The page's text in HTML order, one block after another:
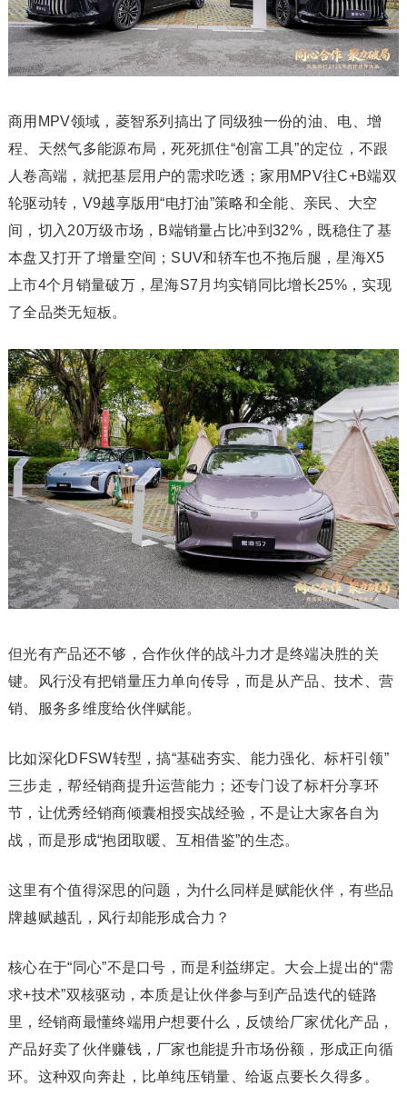
商用MPV领域，菱智系列搞出了同级独一份的油、电、增
程、天然气多能源布局，死死抓住“创富工具”的定位，不跟
人卷高端，就把基层用户的需求吃透；家用MPV往C+B端双
轮驱动转，V9越享版用“电打油”策略和全能、亲民、大空
间，切入20万级市场，B端销量占比冲到32%，既稳住了基
本盘又打开了增量空间；SUV和轿车也不拖后腿，星海X5
上市4个月销量破万，星海S7月均实销同比增长25%，实现
了全品类无短板。
但光有产品还不够，合作伙伴的战斗力才是终端决胜的关
键。风行没有把销量压力单向传导，而是从产品、技术、营
销、服务多维度给伙伴赋能。
比如深化DFSW转型，搞“基础夯实、能力强化、标杆引领”
三步走，帮经销商提升运营能力；还专门设了标杆分享环
节，让优秀经销商倾囊相授实战经验，不是让大家各自为
战，而是形成“抱团取暖、互相借鉴”的生态。
这里有个值得深思的问题，为什么同样是赋能伙伴，有些品
牌越赋越乱，风行却能形成合力？
核心在于“同心”不是口号，而是利益绑定。大会上提出的“需
求+技术”双核驱动，本质是让伙伴参与到产品迭代的链路
里，经销商最懂终端用户想要什么，反馈给厂家优化产品，
产品好卖了伙伴赚钱，厂家也能提升市场份额，形成正向循
环。这种双向奔赴，比单纯压销量、给返点要长久得多。